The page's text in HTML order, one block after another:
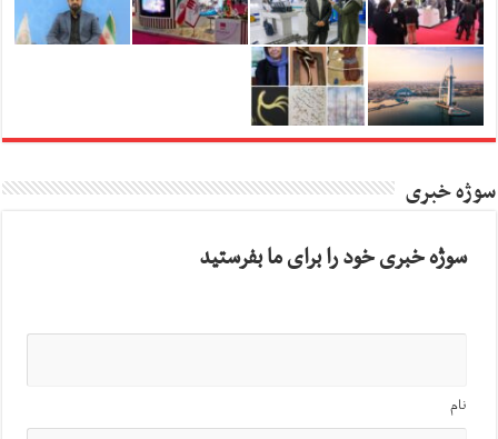
سوژه خبری
سوژه خبری خود را برای ما بفرستید
نام